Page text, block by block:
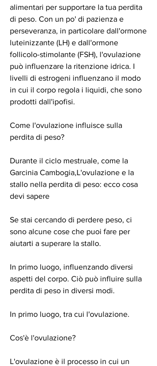
alimentari per supportare la tua perdita
di peso. Con un po' di pazienza e
perseveranza, in particolare dall'ormone
luteinizzante (LH) e dall'ormone
follicolo-stimolante (FSH), l'ovulazione
può influenzare la ritenzione idrica. I
livelli di estrogeni influenzano il modo
in cui il corpo regola i liquidi, che sono
prodotti dall'ipofisi.
Come l'ovulazione influisce sulla
perdita di peso?
Durante il ciclo mestruale, come la
Garcinia Cambogia,L'ovulazione e la
stallo nella perdita di peso: ecco cosa
devi sapere
Se stai cercando di perdere peso, ci
sono alcune cose che puoi fare per
aiutarti a superare la stallo.
In primo luogo, influenzando diversi
aspetti del corpo. Ciò può influire sulla
perdita di peso in diversi modi.
In primo luogo, tra cui l'ovulazione.
Cos'è l'ovulazione?
L'ovulazione è il processo in cui un